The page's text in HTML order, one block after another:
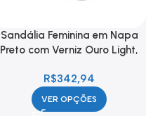
Sandália Feminina em Napa
Preto com Verniz Ouro Light,
cm
R$342,94
VER OPÇÕES